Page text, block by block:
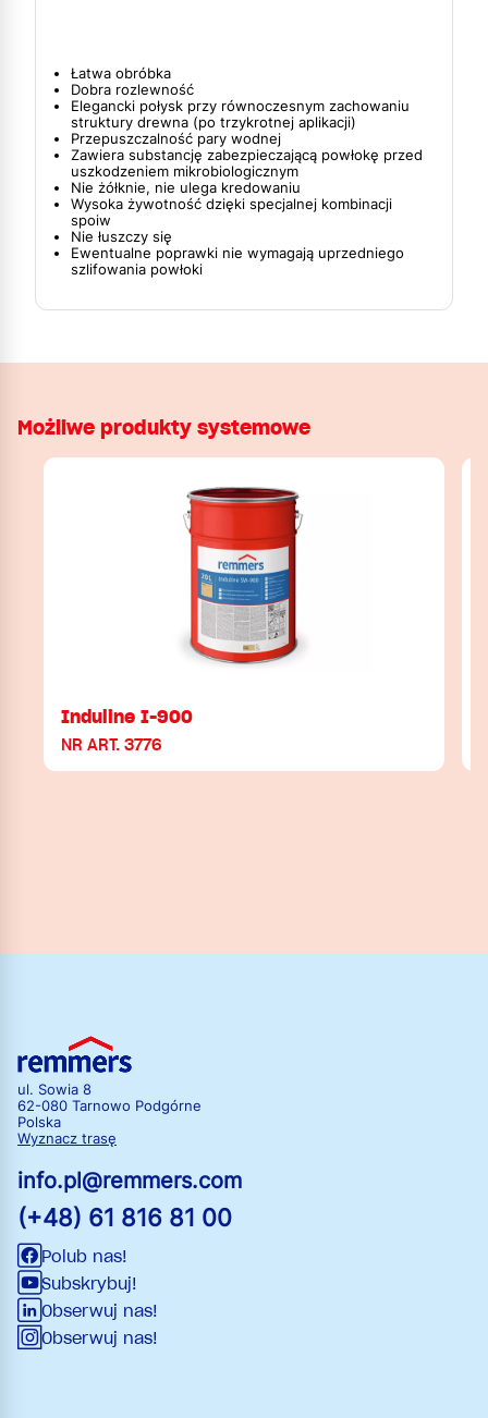
Łatwa obróbka
Dobra rozlewność
Elegancki połysk przy równoczesnym zachowaniu
struktury drewna (po trzykrotnej aplikacji)
Przepuszczalność pary wodnej
Zawiera substancję zabezpieczającą powłokę przed
uszkodzeniem mikrobiologicznym
Nie żółknie, nie ulega kredowaniu
Wysoka żywotność dzięki specjalnej kombinacji
spoiw
Nie łuszczy się
Ewentualne poprawki nie wymagają uprzedniego
szlifowania powłoki
Możliwe produkty systemowe
Induline I-900
NR ART. 3776
ul. Sowia 8
62-080 Tarnowo Podgórne
Polska
Wyznacz trasę
info.pl@remmers.com
(+48) 61 816 81 00
Polub nas!
Subskrybuj!
Obserwuj nas!
Obserwuj nas!